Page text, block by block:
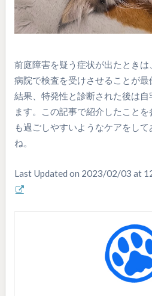
前庭障害を疑う症状が出たとき
病院で検査を受けさせることが
結果、特発性と診断された後は自
ます。この記事で紹介したこと
も過ごしやすいようなケアをし
ね。
Last Updated on 2023/02/03 at